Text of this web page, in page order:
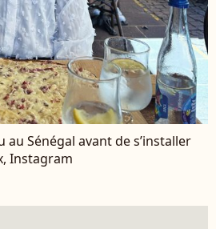
au Sénégal avant de s’installer
Instagram